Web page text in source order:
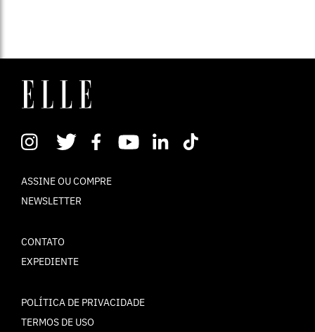
ASSINE OU COMPRE
NEWSLETTER
CONTATO
EXPEDIENTE
POLÍTICA DE PRIVACIDADE
TERMOS DE USO